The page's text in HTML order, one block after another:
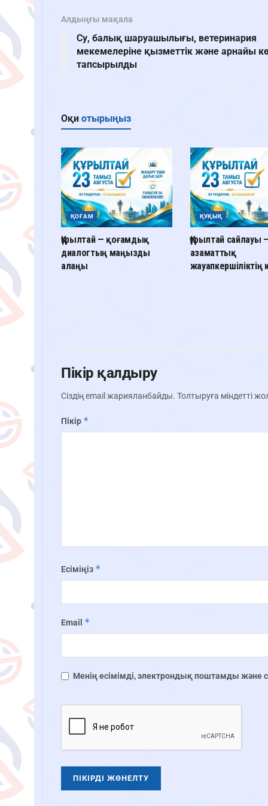
Алдыңғы мақала
Су, балық шаруашылығы, ветеринария
мекемелеріне қызметтік және арнайы
тапсырылды
Оқи отырыңыз
ҚОҒАМ
Құрылтай — қоғамдық
диалогтың маңызды
алаңы
ҚҰҚЫҚ
Құрылтай сайлауы
азаматтық
жауапкершіліктің
Пікір қалдыру
Сіздің email жарияланбайды. Толтыруға міндетті
Пікір *
Есіміңіз *
Email *
Менің есімімді, электрондық поштамды және